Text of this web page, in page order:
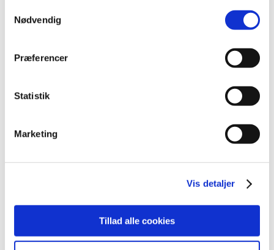
Nødvendig
Præferencer
Statistik
Marketing
Vis detaljer
Tillad alle cookies
TID
december (17)
oktober (40)
august (41)
marts (27)